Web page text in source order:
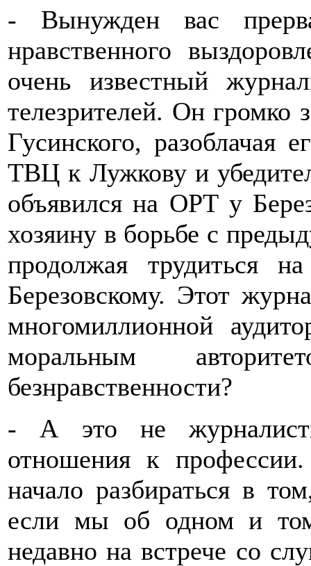
- Вынужден вас
нравственного
очень известный
телезрителей. Он громко
Гусинского, разоблачая
ТВЦ к Лужкову и
объявился на ОРТ у
хозяину в борьбе с
продолжая трудиться
Березовскому. Этот
многомиллионной
моральным
безнравственности?
- А это не
отношения к
начало разбираться в
если мы об одном и
недавно на встрече со